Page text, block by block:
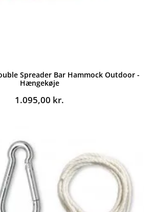
Spreader Bar Hammock Outdoor -
Hængekøje
1.095,00 kr.